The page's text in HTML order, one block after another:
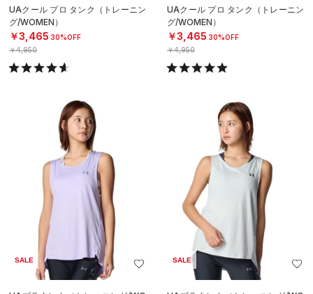
UAクール プロ タンク（トレーニン
グ/WOMEN）
￥3,465 30%OFF
￥4,950
UAクール プロ タンク（トレーニン
グ/WOMEN）
￥3,465 30%OFF
￥4,950
SALE SALE